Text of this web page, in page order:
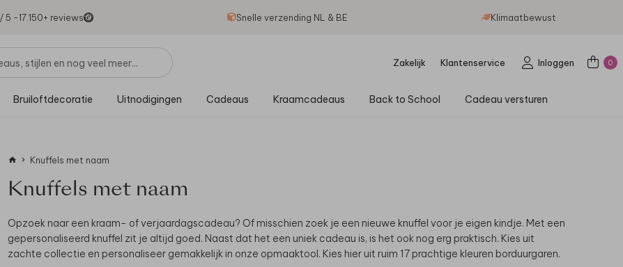
/ 5 -17.150+ reviews Snelle verzending NL & BE Klimaatbewust
Zakelijk Klantenservice Inloggen 0
Bruiloftdecoratie Uitnodigingen Cadeaus Kraamcadeaus Back to School Cadeau versturen
Knuffels met naam
Knuffels met naam
Opzoek naar een kraam- of verjaardagscadeau? Of misschien zoek je een nieuwe knuffel voor je eigen kindje. Met een
gepersonaliseerd knuffel zit je altijd goed. Naast dat het een uniek cadeau is, is het ook nog erg praktisch. Kies uit
zachte collectie en personaliseer gemakkelijk in onze opmaaktool. Kies hier uit ruim 17 prachtige kleuren borduurgaren.